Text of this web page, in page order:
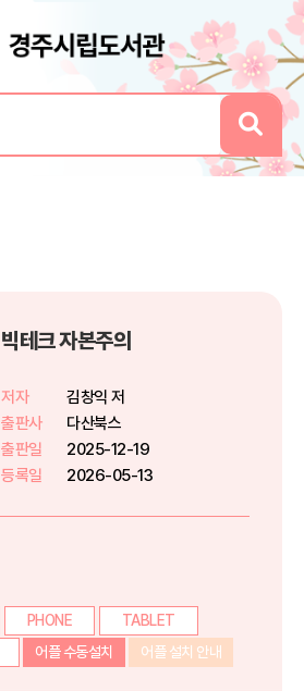
빅테크 자본주의
저자
김창익 저
출판사
다산북스
출판일
2025-12-19
등록일
2026-05-13
PHONE
TABLET
어플 수동설치 어플 설치 안내